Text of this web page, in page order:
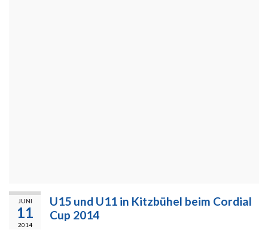
JUNI
11
2014
U15 und U11 in Kitzbühel beim Cordial
Cup 2014